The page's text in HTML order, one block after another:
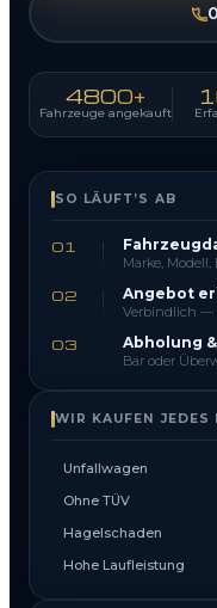
4800+
Fahrzeuge angekauft
SO LÄUFT’S AB
01
Marke,
02 Angebot
Verbindlich —
03 Abholung
Bar oder
WIR KAUFEN JEDES
Unfallwagen
Ohne TÜV
Hagelschaden
Hohe Laufleistung